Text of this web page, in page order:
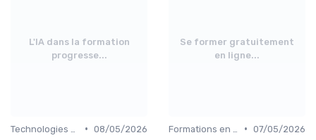
L'IA dans la formation
progresse...
• 08/05/2026
Se former gratuitement
en ligne...
• 07/05/2026